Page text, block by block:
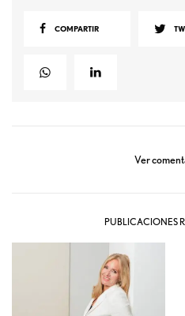
COMPARTIR
Ver
PUBLICACIONES